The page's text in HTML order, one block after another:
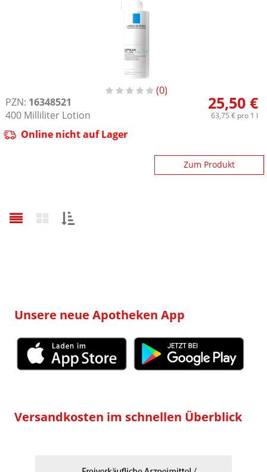
0
PZN: 16348521
400 Milliliter Lotion
25,50 €
63,75 €pro 1 l
Online nicht auf Lager
Zum Produkt
Unsere neue Apotheken App
Versandkosten im schnellen Überblick